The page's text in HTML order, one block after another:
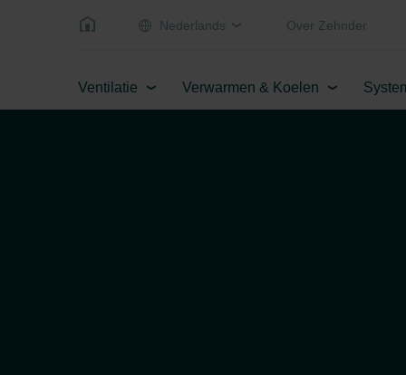
Nederlands Over Zehnder
Ventilatie Verwarmen & Koelen